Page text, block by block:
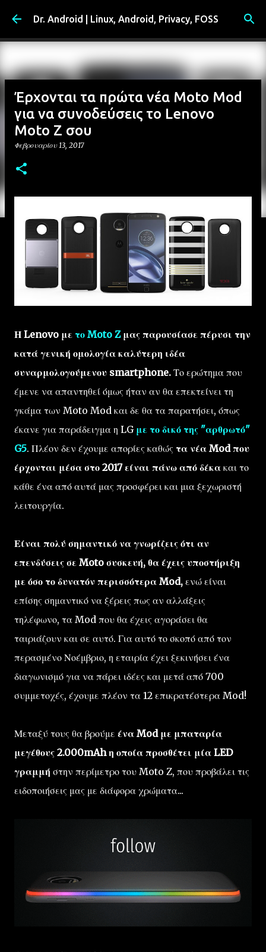
Μετάβαση στο κύριο περιεχόμενο
Dr. Android | Linux, Android, Privacy, FOSS
Έρχονται τα πρώτα νέα Moto Mod
για να συνοδεύσεις το Lenovo
Moto Z σου
Φεβρουαρίου 13, 2017
Η Lenovo με το Moto Zμας παρουσίασε πέρυσι την
κατά γενική ομολογία καλύτερη ιδέα
συναρμολογούμενου smartphone. Το ερώτημα που
έμενε να απαντηθεί όμως ήταν αν θα επεκτείνει τη
γκάμα των Moto Mod και δε θα τα παρατήσει, όπως
έκανε για παράδειγμα η LG με το δικό της "αρθρωτό"
G5. Πλέον δεν έχουμε απορίες καθώς τα νέα Mod που
έρχονται μέσα στο 2017 είναι πάνω από δέκα και το
κάθε ένα από αυτά μας προσφέρει και μια ξεχωριστή
λειτουργία.
Είναι πολύ σημαντικό να γνωρίζεις ότι αν
επενδύσεις σε Moto συσκευή, θα έχεις υποστήριξη
με όσο το δυνατόν περισσότερα Mod, ενώ είναι
επίσης σημαντικό να ξέρεις πως αν αλλάξεις
τηλέφωνο, τα Mod που θα έχεις αγοράσει θα
ταιριάζουν και σε αυτό. Για αυτό το σκοπό από τον
περασμένο Νοέμβριο, η εταιρία έχει ξεκινήσει ένα
διαγωνισμό για να πάρει ιδέες και μετά από 700
συμμετοχές, έχουμε πλέον τα 12 επικρατέστερα Mod!
Μεταξύ τους θα βρούμε ένα Mod με μπαταρία
μεγέθους 2.000mAh η οποία προσθέτει μία LED
γραμμή στην περίμετρο του Moto Z, που προβάλει τις
ειδοποιήσεις μας με διάφορα χρώματα...